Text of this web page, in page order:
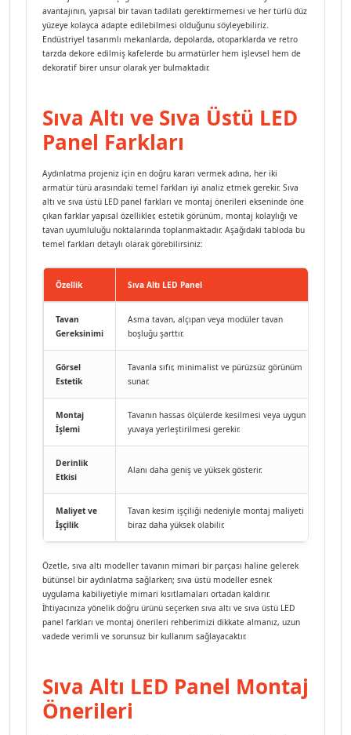
avantajının, yapısal bir tavan tadilatı gerektirmemesi ve her türlü düz
yüzeye kolayca adapte edilebilmesi olduğunu söyleyebiliriz.
Endüstriyel tasarımlı mekanlarda, depolarda, otoparklarda ve retro
tarzda dekore edilmiş kafelerde bu armatürler hem işlevsel hem de
dekoratif birer unsur olarak yer bulmaktadır.
Sıva Altı ve Sıva Üstü LED
Panel Farkları
Aydınlatma projeniz için en doğru kararı vermek adına, her iki
armatür türü arasındaki temel farkları iyi analiz etmek gerekir. Sıva
altı ve sıva üstü LED panel farkları ve montaj önerileri ekseninde öne
çıkan farklar yapısal özellikler, estetik görünüm, montaj kolaylığı ve
tavan uyumluluğu noktalarında toplanmaktadır. Aşağıdaki tabloda bu
temel farkları detaylı olarak görebilirsiniz:
Özellik Sıva Altı LED Panel
Tavan
Gereksinimi
Asma tavan, alçıpan veya modüler tavan
boşluğu şarttır.
Görsel
Estetik
Tavanla sıfır, minimalist ve pürüzsüz görünüm
sunar.
Montaj
İşlemi
Tavanın hassas ölçülerde kesilmesi veya uygun
yuvaya yerleştirilmesi gerekir.
Derinlik
Etkisi
Alanı daha geniş ve yüksek gösterir.
Maliyet ve
İşçilik
Tavan kesim işçiliği nedeniyle montaj maliyeti
biraz daha yüksek olabilir.
Özetle, sıva altı modeller tavanın mimari bir parçası haline gelerek
bütünsel bir aydınlatma sağlarken; sıva üstü modeller esnek
uygulama kabiliyetiyle mimari kısıtlamaları ortadan kaldırır.
İhtiyacınıza yönelik doğru ürünü seçerken sıva altı ve sıva üstü LED
panel farkları ve montaj önerileri rehberimizi dikkate almanız, uzun
vadede verimli ve sorunsuz bir kullanım sağlayacaktır.
Sıva Altı LED Panel Montaj
Önerileri